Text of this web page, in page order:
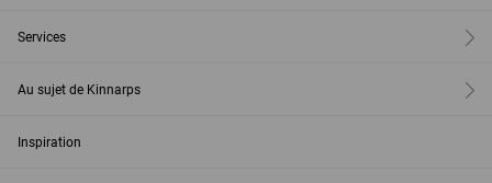
Services
Au sujet de Kinnarps
Inspiration